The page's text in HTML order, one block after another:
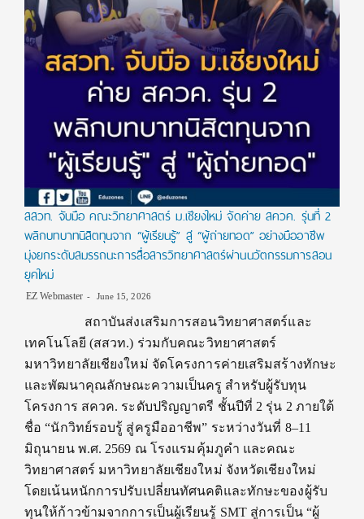
สสวท. จับมือ คณะวิทยาศาสตร์ ม.เชียงใหม่ จัดค่าย สควค. รุ่นที่ 2
พลิกบทบาทนิสิตทุนจาก “ผู้เรียนรู้” สู่ “ผู้ถ่ายทอด” อย่างมืออาชีพ
มุ่งยกระดับสมรรถนะการสื่อสารวิทยาศาสตร์ผ่านนวัตกรรมการสอน
ยุคใหม่
EZ Webmaster June 15, 2026
สถาบันส่งเสริมการสอนวิทยาศาสตร์และ
เทคโนโลยี (สสวท.) ร่วมกับคณะวิทยาศาสตร์
มหาวิทยาลัยเชียงใหม่ จัดโครงการค่ายเสริมสร้างทักษะ
และพัฒนาคุณลักษณะความเป็นครู สำหรับผู้รับทุน
โครงการ สควค. ระดับปริญญาตรี ชั้นปีที่ 2 รุ่น 2 ภายใต้
ชื่อ “นักวิทย์รอบรู้ สู่ครูมืออาชีพ” ระหว่างวันที่ 8–11
มิถุนายน พ.ศ. 2569 ณ โรงแรมคุ้มภูคำ และคณะ
วิทยาศาสตร์ มหาวิทยาลัยเชียงใหม่ จังหวัดเชียงใหม่
โดยเน้นหนักการปรับเปลี่ยนทัศนคติและทักษะของผู้รับ
ทุนให้ก้าวข้ามจากการเป็นผู้เรียนรู้ SMT สู่การเป็น “ผู้